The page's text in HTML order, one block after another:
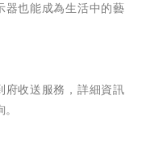
器也能成為生活中的藝
收送服務， 詳細資訊